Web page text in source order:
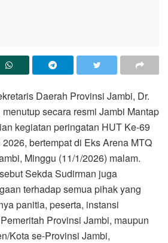
Daerah Provinsi Jambi, Dr.
secara resmi Jambi Mantap
kegiatan peringatan HUT Ke-69
bertempat di Eks Arena MTQ
Minggu (11/1/2026) malam.
Sekda Sudirman juga
terhadap semua pihak yang
panitia, peserta, instansi
Provinsi Jambi, maupun
Kota se-Provinsi Jambi,